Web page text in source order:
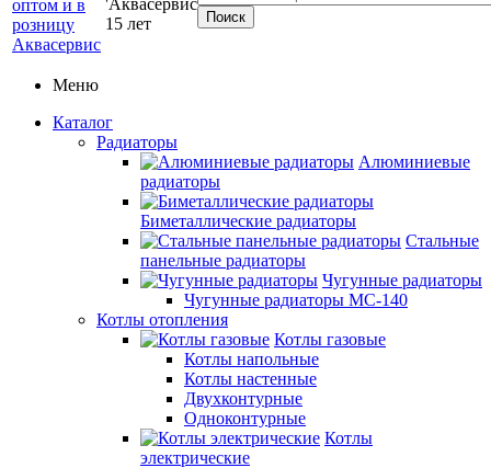
Меню
Каталог
Радиаторы
Алюминиевые
радиаторы
Биметаллические радиаторы
Стальные
панельные радиаторы
Чугунные радиаторы
Чугунные радиаторы МС-140
Котлы отопления
Котлы газовые
Котлы напольные
Котлы настенные
Двухконтурные
Одноконтурные
Котлы
электрические